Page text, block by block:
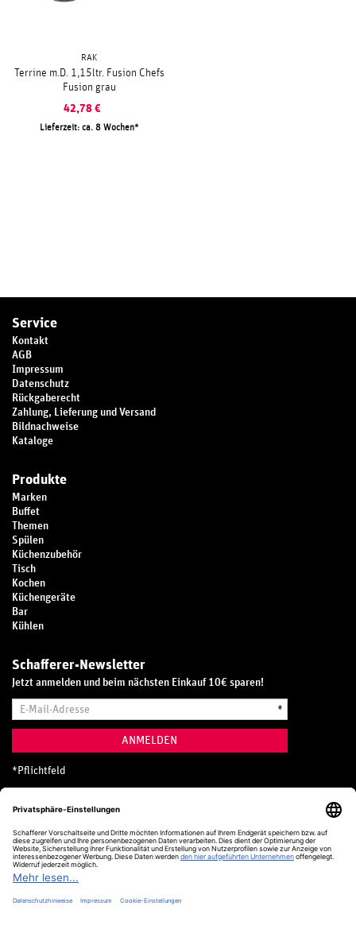
RAK
Terrine m.D. 1,15ltr. Fusion Chefs
Fusion grau
42,78 €
Lieferzeit: ca. 8 Wochen
Service
Kontakt
AGB
Impressum
Datenschutz
Rückgaberecht
Zahlung, Lieferung und Versand
Bildnachweise
Kataloge
Produkte
Marken
Buffet
Themen
Spülen
Küchenzubehör
Tisch
Kochen
Küchengeräte
Bar
Kühlen
Schafferer-Newsletter
Jetzt anmelden und beim nächsten Einkauf 10€ sparen!
Mail-
*
ANMELDEN
* Pflichtfeld
Hotline
0800 20 70 300 (D)
Kostenlos aus dem deutschen Festnetz
24 Stunden / 365 Tage im Jahr